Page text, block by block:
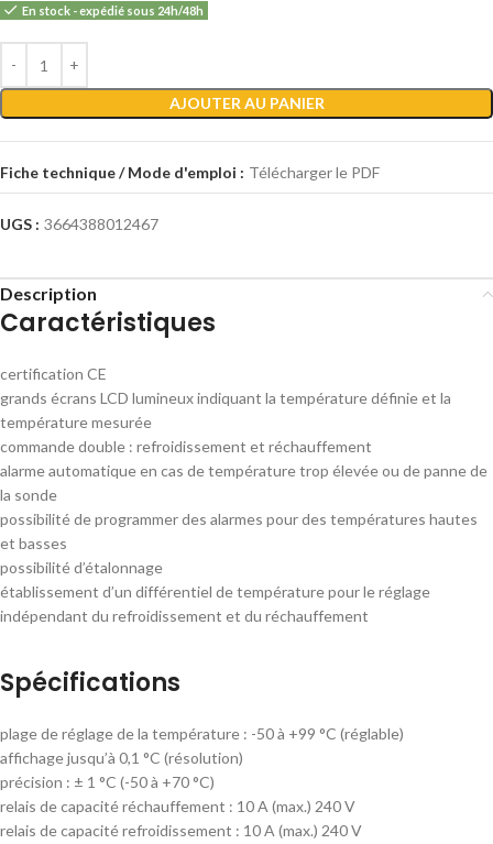
En stock - expédié sous 24h/48h
AJOUTER AU PANIER
Fiche technique / Mode d'emploi : Télécharger le PDF
UGS : 3664388012467
Description
Caractéristiques
certification CE
grands écrans LCD lumineux indiquant la température définie et la
température mesurée
commande double : refroidissement et réchauffement
alarme automatique en cas de température trop élevée ou de panne de
la sonde
possibilité de programmer des alarmes pour des températures hautes
et basses
possibilité d’étalonnage
établissement d’un différentiel de température pour le réglage
indépendant du refroidissement et du réchauffement
Spécifications
plage de réglage de la température : -50 à +99 °C (réglable)
affichage jusqu’à 0,1 °C (résolution)
précision : ± 1 °C (-50 à +70 °C)
relais de capacité réchauffement : 10 A (max.) 240 V
relais de capacité refroidissement : 10 A (max.) 240 V